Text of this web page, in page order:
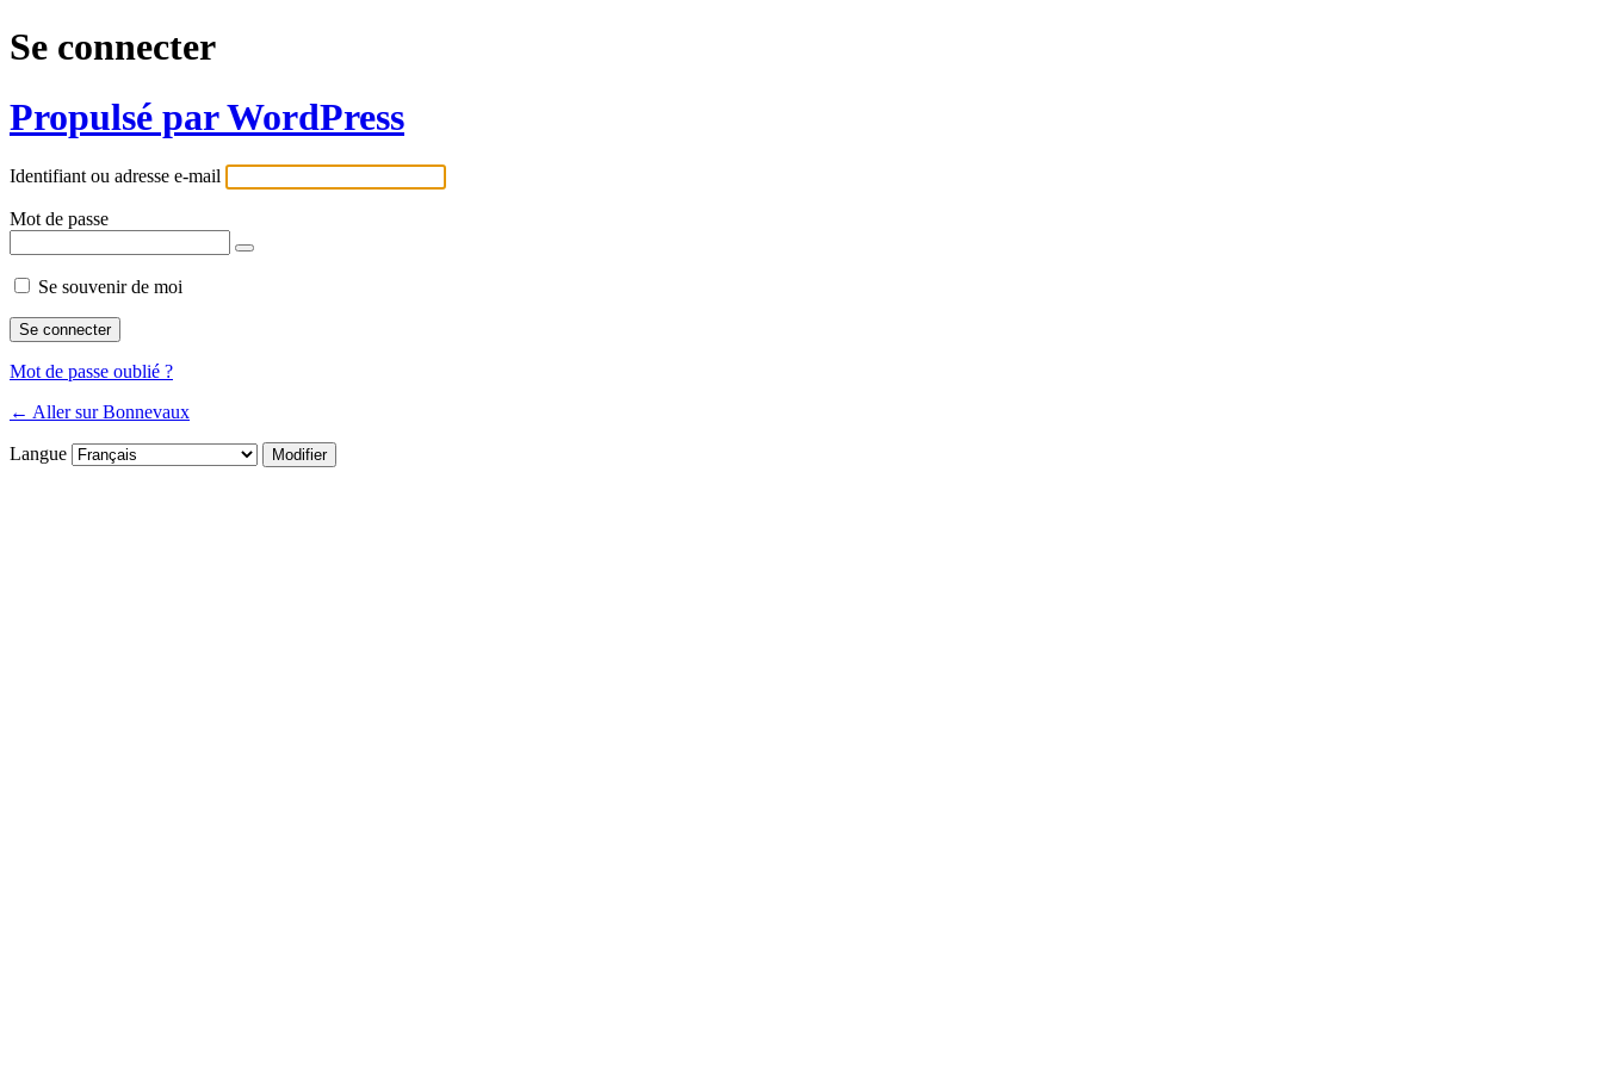
Se connecter
Propulsé par WordPress
Identifiant ou adresse e-mail
Mot de passe
Se souvenir de moi
Mot de passe oublié ?
← Aller sur Bonnevaux
Langue